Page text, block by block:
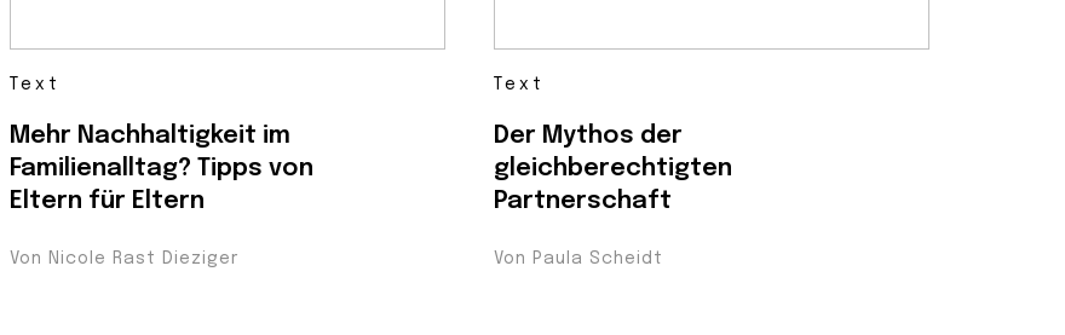
Text
Mehr Nachhaltigkeit im
Familienalltag? Tipps von
Eltern für Eltern
Von Nicole Rast Dieziger
Text
Der Mythos der
gleichberechtigten
Partnerschaft
Von Paula Scheidt